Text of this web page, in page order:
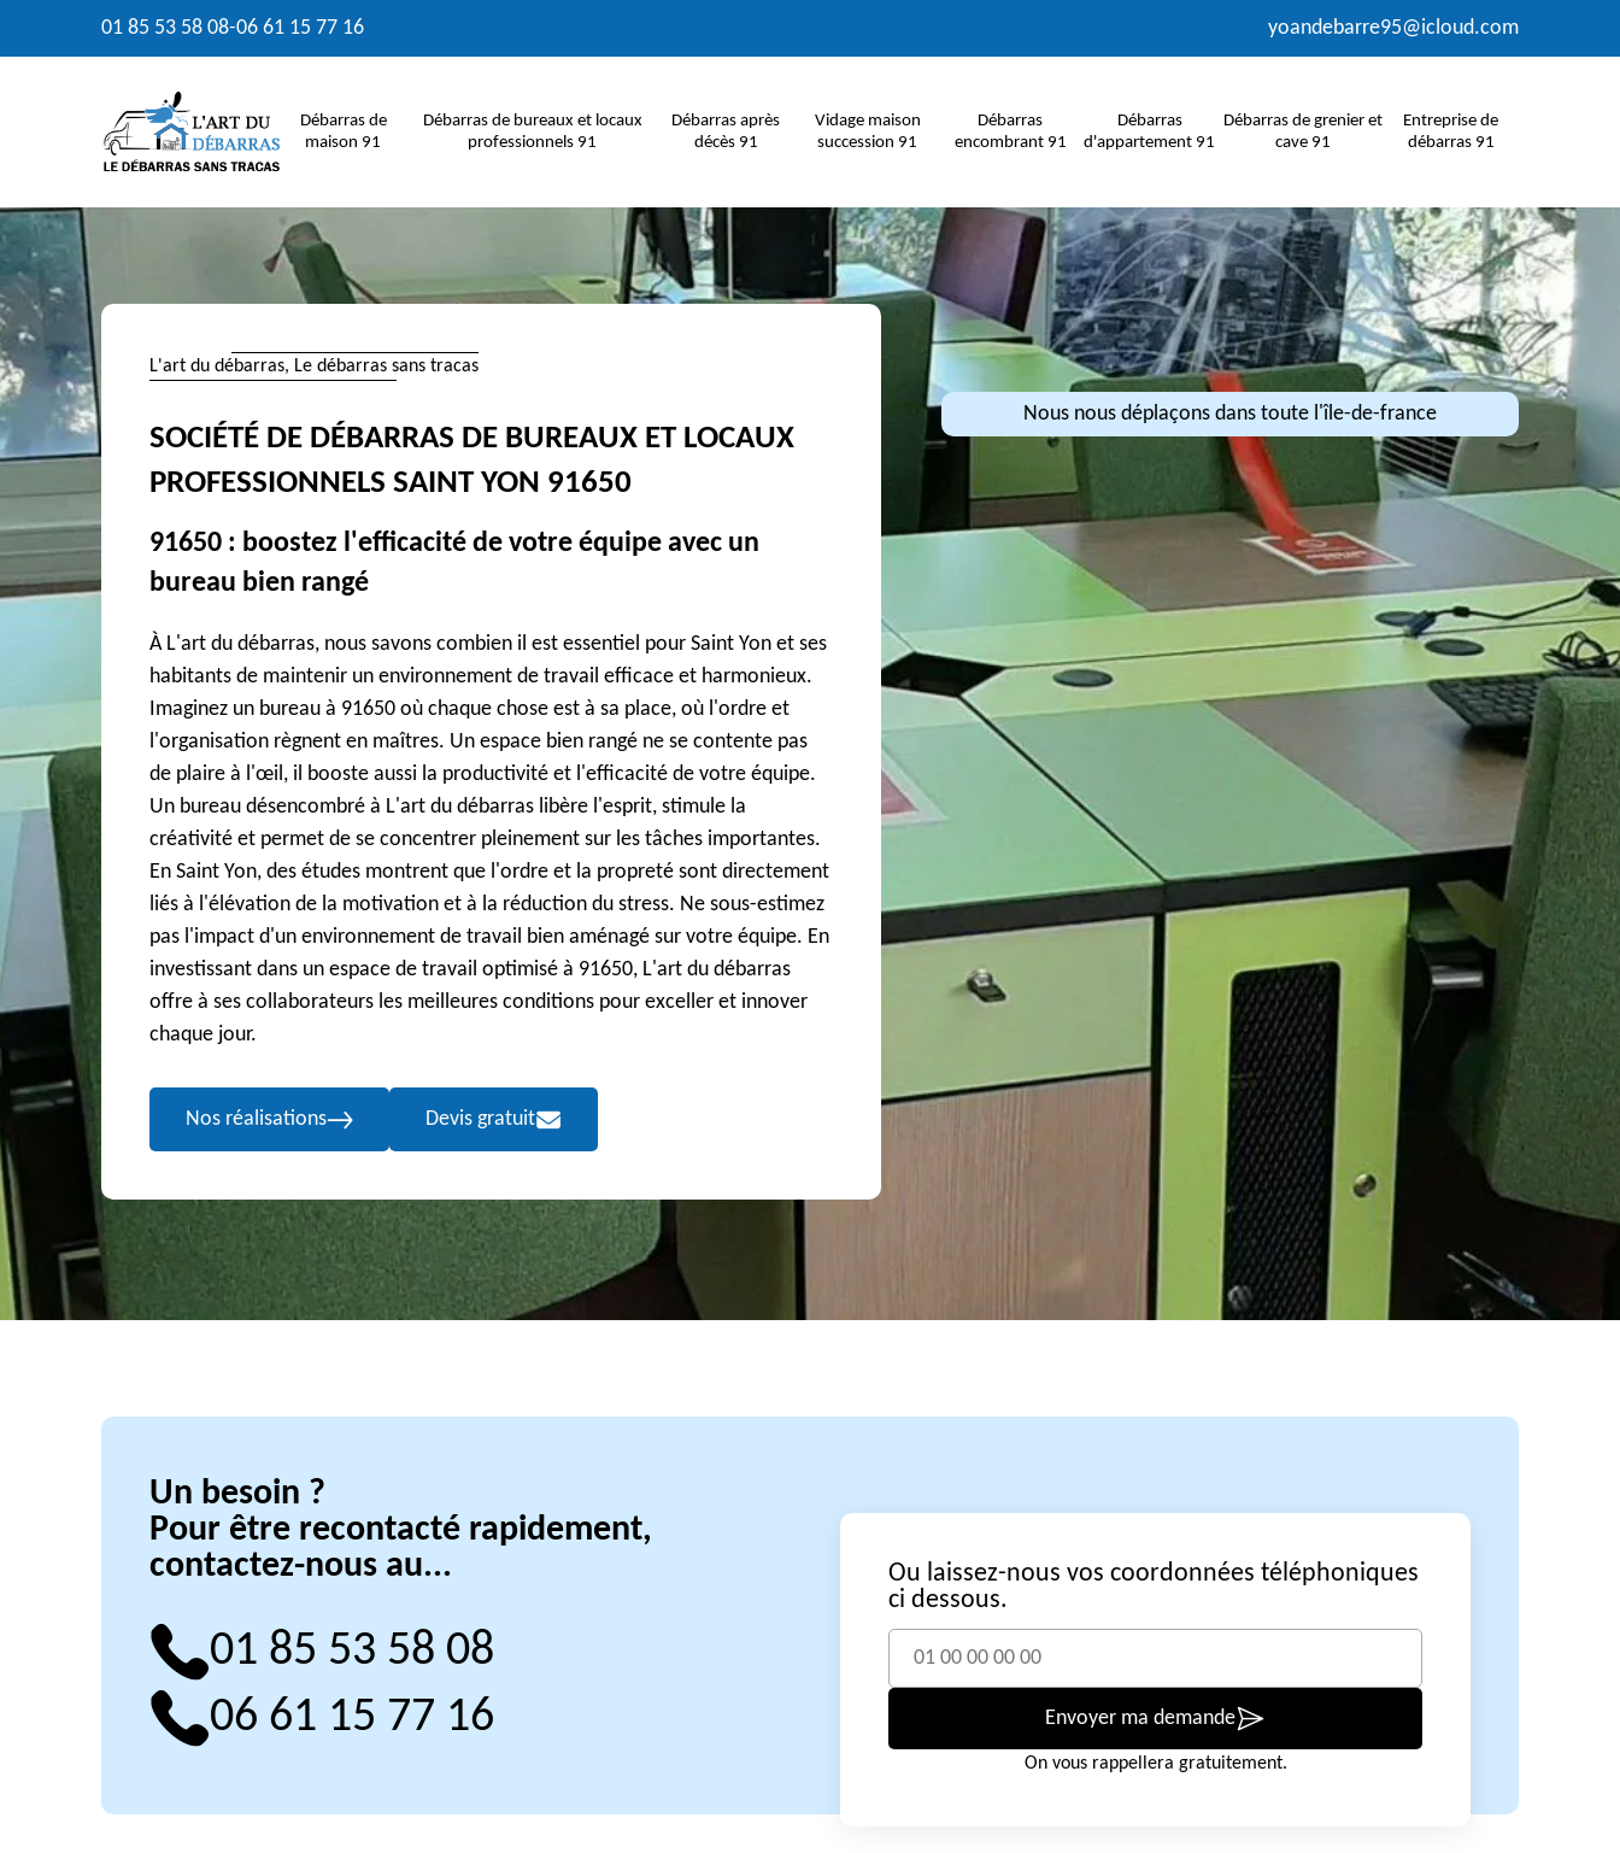
01 85 53 58 08-06 61 15 77 16 yoandebarre95@icloud.com
Débarras de
maison 91
Débarras de bureaux et locaux
professionnels 91
Débarras après
décès 91
Vidage maison
succession 91
Débarras
encombrant 91
Débarras
d'appartement 91
Débarras de grenier et
cave 91
Entreprise de
débarras 91
L'art du débarras, Le débarras sans tracas
SOCIÉTÉ DE DÉBARRAS DE BUREAUX ET LOCAUX
PROFESSIONNELS SAINT YON 91650
91650 : boostez l'efficacité de votre équipe avec un
bureau bien rangé
À L'art du débarras, nous savons combien il est essentiel pour Saint Yon et ses
habitants de maintenir un environnement de travail efficace et harmonieux.
Imaginez un bureau à 91650 où chaque chose est à sa place, où l'ordre et
l'organisation règnent en maîtres. Un espace bien rangé ne se contente pas
de plaire à l'œil, il booste aussi la productivité et l'efficacité de votre équipe.
Un bureau désencombré à L'art du débarras libère l'esprit, stimule la
créativité et permet de se concentrer pleinement sur les tâches importantes.
En Saint Yon, des études montrent que l'ordre et la propreté sont directement
liés à l'élévation de la motivation et à la réduction du stress. Ne sous-estimez
pas l'impact d'un environnement de travail bien aménagé sur votre équipe. En
investissant dans un espace de travail optimisé à 91650, L'art du débarras
offre à ses collaborateurs les meilleures conditions pour exceller et innover
chaque jour.
Nos réalisations Devis gratuit
Nous nous déplaçons dans toute l'île-de-france
Un besoin ?
Pour être recontacté rapidement,
contactez-nous au...
01 85 53 58 08
06 61 15 77 16
Ou laissez-nous vos coordonnées téléphoniques
ci dessous.
Envoyer ma demande
On vous rappellera gratuitement.